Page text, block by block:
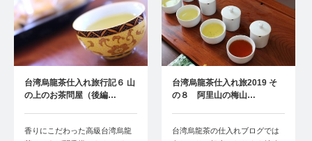
台湾烏龍茶仕入れ旅行記６ 山
の上のお茶問屋（後編…
香りにこだわった高級台湾烏龍
台湾烏龍茶仕入れ旅2019 そ
の８ 阿里山の梅山…
台湾烏龍茶の仕入れブログでは